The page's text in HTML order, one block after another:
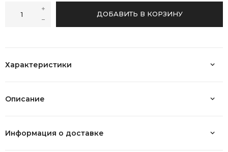
ДОБАВИТЬ В КОРЗИНУ
Характеристики
Описание
Информация о доставке